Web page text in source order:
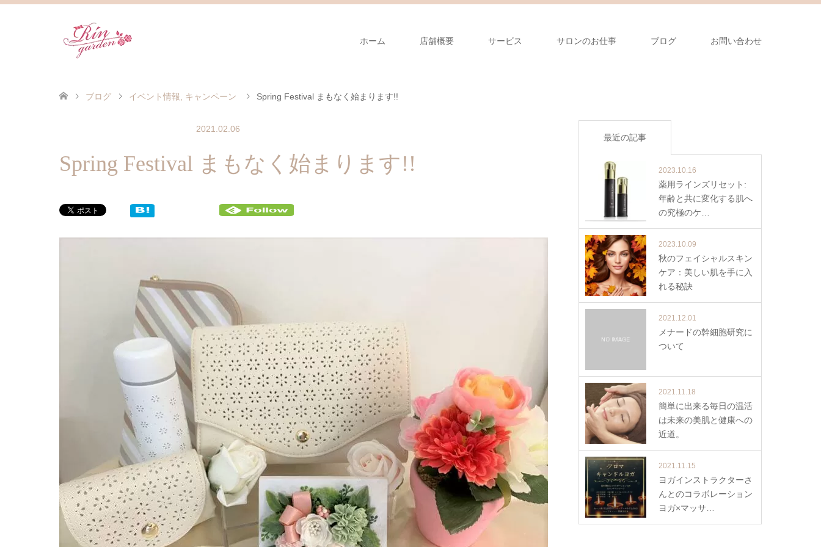
ホーム 店舗概要 サービス サロンのお仕事 ブログ お問い合わせ
ブログ イベント情報 キャンペーン Spring Festival まもなく始まります!!
2021.02.06
Spring Festival まもなく始まります!!
最近の記事
2023.10.16
薬用ラインズリセット:
年齢と共に変化する肌へ
の究極のケ…
2023.10.09
秋のフェイシャルスキン
ケア：美しい肌を手に入
れる秘訣
2021.12.01
メナードの幹細胞研究に
ついて
2021.11.18
簡単に出来る毎日の温活
は未来の美肌と健康への
近道。
2021.11.15
ヨガインストラクターさ
んとのコラボレーション
ヨガ×マッサ…